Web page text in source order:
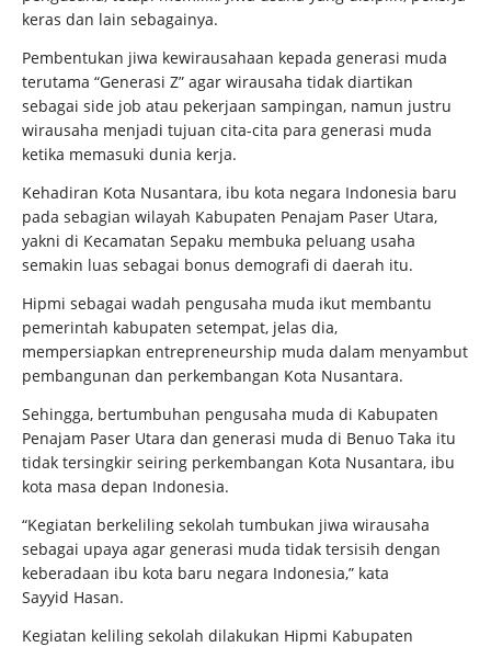
keras dan lain sebagainya.
Pembentukan jiwa kewirausahaan kepada generasi muda
terutama “Generasi Z” agar wirausaha tidak diartikan
sebagai side job atau pekerjaan sampingan, namun justru
wirausaha menjadi tujuan cita-cita para generasi muda
ketika memasuki dunia kerja.
Kehadiran Kota Nusantara, ibu kota negara Indonesia baru
pada sebagian wilayah Kabupaten Penajam Paser Utara,
yakni di Kecamatan Sepaku membuka peluang usaha
semakin luas sebagai bonus demografi di daerah itu.
Hipmi sebagai wadah pengusaha muda ikut membantu
pemerintah kabupaten setempat, jelas dia,
mempersiapkan entrepreneurship muda dalam menyambut
pembangunan dan perkembangan Kota Nusantara.
Sehingga, bertumbuhan pengusaha muda di Kabupaten
Penajam Paser Utara dan generasi muda di Benuo Taka itu
tidak tersingkir seiring perkembangan Kota Nusantara, ibu
kota masa depan Indonesia.
“Kegiatan berkeliling sekolah tumbukan jiwa wirausaha
sebagai upaya agar generasi muda tidak tersisih dengan
keberadaan ibu kota baru negara Indonesia,” kata
Sayyid Hasan.
Kegiatan keliling sekolah dilakukan Hipmi Kabupaten